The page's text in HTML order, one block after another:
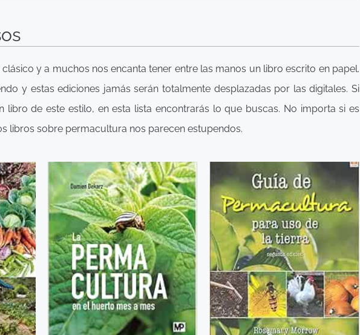
y a muchos nos encanta tener entre las manos un libro escrito en papel.
y estas ediciones jamás serán totalmente desplazadas por las digitales. Si
libro de este estilo, en esta lista encontrarás lo que buscas. No importa si es
libros sobre permacultura nos parecen estupendos.